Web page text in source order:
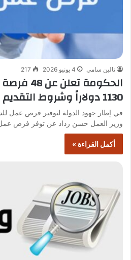
تالين سامي 4 يونيو 2026 217
الحكومة
1130 دولاراً وشروط التقديم متاحة
في إطار جهود الدولة لتوفير فرص عمل
وزير العمل حسن رداد عن توفر فرص
أكمل القراءة »